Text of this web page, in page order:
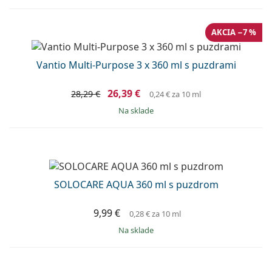
Vantio Multi-Purpose 3 x 360 ml s puzdrami
AKCIA −7 %
28,29 € 26,39 € 0,24 €za 10 ml
na sklade
SOLOCARE AQUA 360 ml s puzdrom
9,99 € 0,28 €za 10 ml
na sklade